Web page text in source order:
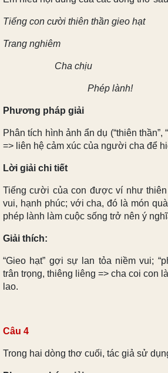
Tiếng con cười thiên thần gieo hạt
Trang nghiêm
Cha chịu
Phép lành!
Phương pháp giải
Phân tích hình ảnh ẩn dụ (“thiên thần”,
=> liên hệ cảm xúc của người cha để
Lời giải chi tiết
Tiếng cười của con được ví như thiên
vui, hạnh phúc; với cha, đó là món
phép lành làm cuộc sống trở nên ý
Giải thích:
“Gieo hạt” gợi sự lan tỏa niềm vui;
trân trọng, thiêng liêng => cha coi con
lao.
Câu 4
Trong hai dòng thơ cuối, tác giả sử